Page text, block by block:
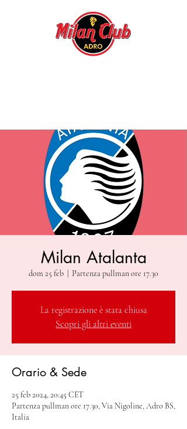
Milan Atalanta
dom 25 feb Partenza pullman ore 17.30
La registrazione è stata chiusa
Scopri gli altri eventi
Orario & Sede
25 feb 2024, 20:45 CET
Partenza pullman ore 17.30, Via Nigoline, Adro BS,
Italia